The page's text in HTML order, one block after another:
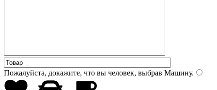
Пожалуйста, докажите, что вы человек, выбрав Машину.